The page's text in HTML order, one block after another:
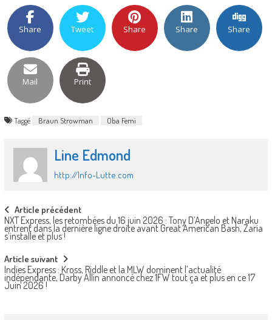
Share Tweet Share Share Share
Mail Print
Taggé Braun Strowman Oba Femi
Line Edmond
http://Info-Lutte.com
Post
navigation
Article précédent
NXT Express, les retombées du 16 juin 2026 : Tony D’Angelo et Naraku
entrent dans la dernière ligne droite avant Great American Bash, Zaria
s’installe et plus !
Article suivant
Indies Express : Kross, Riddle et la MLW dominent l’actualité
indépendante, Darby Allin annoncé chez 1FW tout ça et plus en ce 17
Juin 2026 !